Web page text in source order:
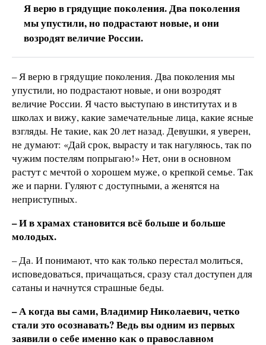
Я верю в грядущие поколения. Два поколения
мы упустили, но подрастают новые, и они
возродят величие России.
– Я верю в грядущие поколения. Два поколения мы
упустили, но подрастают новые, и они возродят
величие России. Я часто выступаю в институтах и в
школах и вижу, какие замечательные лица, какие ясные
взгляды. Не такие, как 20 лет назад. Девушки, я уверен,
не думают: «Дай срок, вырасту и так нагуляюсь, так по
чужим постелям попрыгаю!» Нет, они в основном
растут с мечтой о хорошем муже, о крепкой семье. Так
же и парни. Гуляют с доступными, а женятся на
неприступных.
– И в храмах становится всё больше и больше
молодых.
– Да. И понимают, что как только перестал молиться,
исповедоваться, причащаться, сразу стал доступен для
сатаны и начнутся страшные беды.
– А когда вы сами, Владимир Николаевич, четко
стали это осознавать? Ведь вы одним из первых
заявили о себе именно как о православном